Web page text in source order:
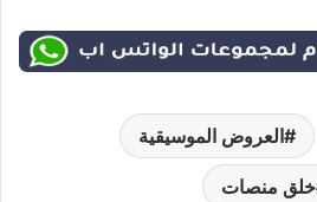
العروض الموسيقية
خلق منصات